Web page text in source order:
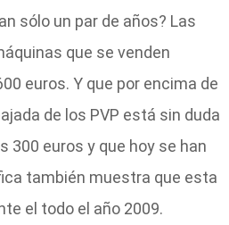
sólo un par de años? Las
que se venden
euros. Y que por encima de
de los PVP está sin duda
300 euros y que hoy se han
también muestra que esta
el todo el año 2009.